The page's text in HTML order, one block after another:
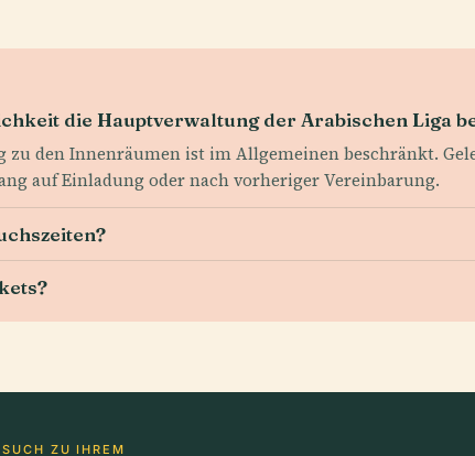
die Hauptverwaltung der Arabischen Liga
zu den Innenräumen ist im Allgemeinen beschränkt.
auf Einladung oder nach vorheriger Vereinbarung.
ZU IHREM